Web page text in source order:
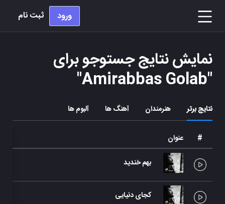
ورود ثبت نام
نمایش نتایج جستوجو برای
"
Amirabbas Golab
"
نتایج برتر هنرمندان آهنگ ها آلبوم ها
# عنوان
بهم خندید
کجای دنیایی